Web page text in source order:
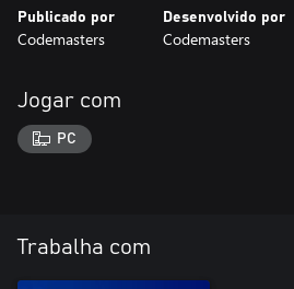
Publicado por
Codemasters
Desenvolvido por
Codemasters
Jogar com
PC
Trabalha com